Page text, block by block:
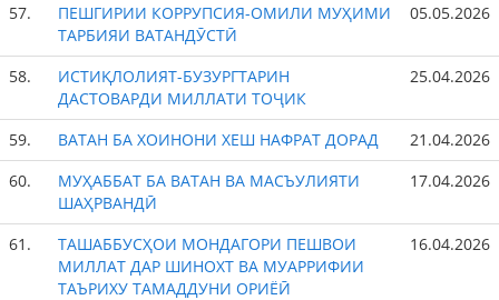
57.
ПЕШГИРИИ КОРРУПСИЯ-ОМИЛИ МУҲИМИ
ТАРБИЯИ ВАТАНДӮСТӢ
05.05.2026
58.
ИСТИҚЛОЛИЯТ-БУЗУРГТАРИН
ДАСТОВАРДИ МИЛЛАТИ ТОҶИК
25.04.2026
59. ВАТАН БА ХОИНОНИ ХЕШ НАФРАТ ДОРАД
21.04.2026
60.
МУҲАББАТ БА ВАТАН ВА МАСЪУЛИЯТИ
ШАҲРВАНДӢ
17.04.2026
61.
ТАШАББУСҲОИ МОНДАГОРИ ПЕШВОИ
МИЛЛАТ ДАР ШИНОХТ ВА МУАРРИФИИ
ТАЪРИХУ ТАМАДДУНИ ОРИЁӢ
16.04.2026